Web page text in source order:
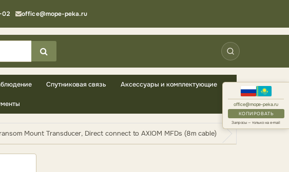
office@mope-peka.ru
КОПИРОВАТЬ
Запросы — только на e-mail
02 office@mope-peka.ru
Спутниковая связь Аксессуары и комплектующие
Mount Transducer, Direct connect to AXIOM MFDs (8m cable)